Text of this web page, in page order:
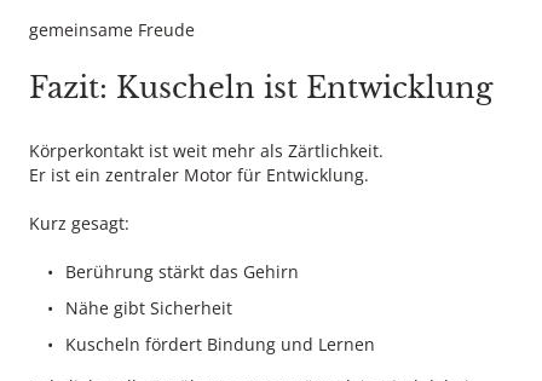
gemeinsame Freude
Fazit: Kuscheln ist Entwicklung
Körperkontakt ist weit mehr als Zärtlichkeit.
Er ist ein zentraler Motor für Entwicklung.
Kurz gesagt:
Berührung stärkt das Gehirn
Nähe gibt Sicherheit
Kuscheln fördert Bindung und Lernen